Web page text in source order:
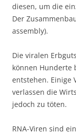
diesen, um die
Der
assembly).
Die viralen
können Hunderte
entstehen. Einige
verlassen die
jedoch zu töten.
RNA-Viren sind